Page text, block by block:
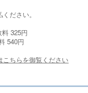
ださい。
325円
540円
こちらを御覧ください